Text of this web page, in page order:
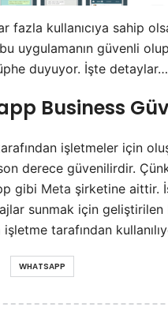
fazla kullanıcıya sahip
uygulamanın güvenli
duyuyor. İşte detaylar…
Business
işletmeler için
derece güvenilirdir.
gibi Meta şirketine aittir.
sunmak için geliştirilen
tarafından
WHATSAPP